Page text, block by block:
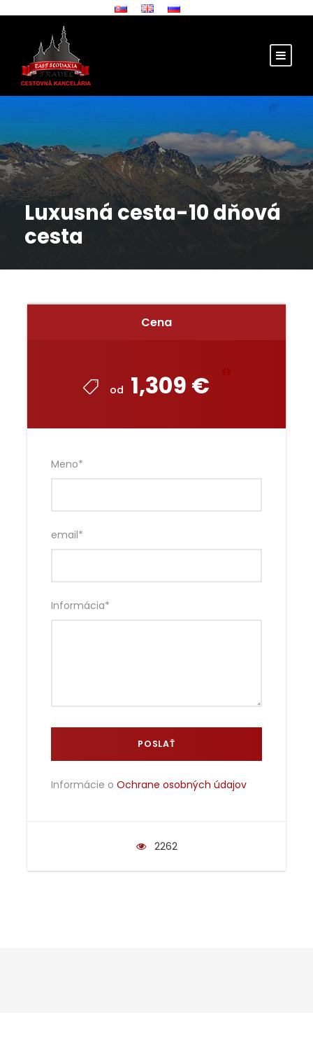
Luxusná cesta-10 dňová
cesta
Cena
od 1,309 €
Meno*
email*
Informácia*
Informácie o Ochrane osobných údajov
2262